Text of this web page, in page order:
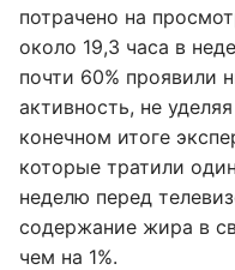
потрачено на
около 19,3 часа в
почти 60% проявили
активность, не
конечном итоге
которые тратили
неделю перед
содержание жира в
чем на 1%.